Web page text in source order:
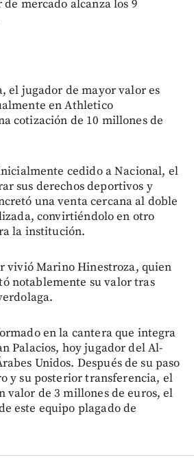
mercado alcanza los 9
el jugador de mayor valor es
en Athletico
cotización de 10 millones de
cedido a Nacional, el
sus derechos deportivos y
una venta cercana al doble
convirtiéndolo en otro
la institución.
vivió Marino Hinestroza, quien
notablemente su valor tras
en la cantera que integra
Palacios, hoy jugador del Al-
Unidos. Después de su paso
y su posterior transferencia, el
valor de 3 millones de euros, el
este equipo plagado de